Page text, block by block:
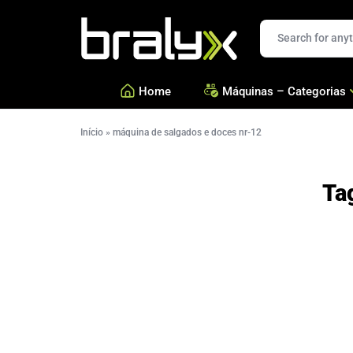
Home Máquinas – Categorias
Esfihas, Pastéis e Massa
Início » máquina de salgados e doces nr-12